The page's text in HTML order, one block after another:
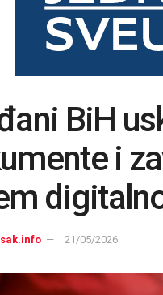
BiH
i
21/05/2026